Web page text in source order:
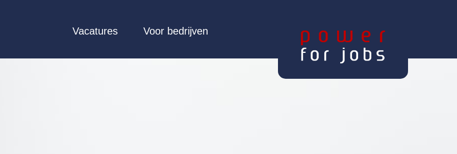
Vacatures Voor bedrijven